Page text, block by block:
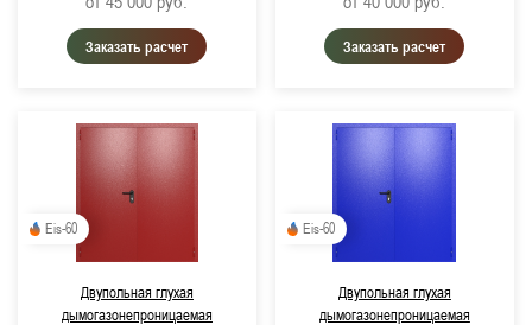
RAL 5010, Горечавково-синий
RAL 5005, Сигнальный синий
Заказать расчет Заказать расчет
Eis-60
Двупольная глухая
дымогазонепроницаемая
Eis-60
Двупольная глухая
дымогазонепроницаемая